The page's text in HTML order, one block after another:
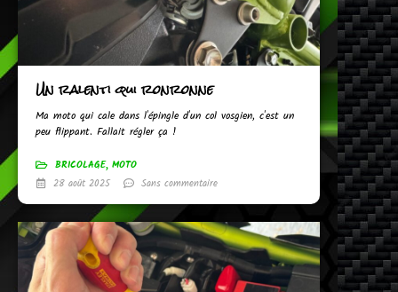
Un ralenti qui ronronne
Ma moto qui cale dans l'épingle d'un col vosgien, c'est un
peu flippant. Fallait régler ça !
BRICOLAGE, MOTO
28 août 2025
Sans commentaire